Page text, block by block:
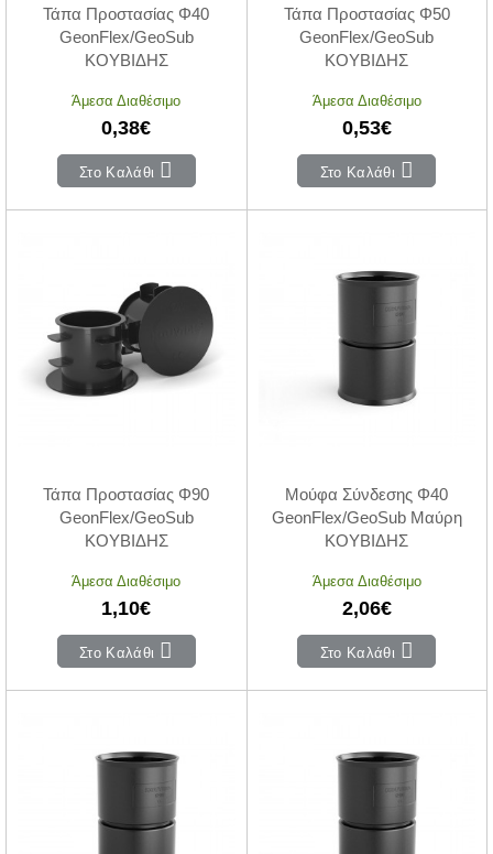
Τάπα Προστασίας Φ40
GeonFlex/GeoSub
ΚΟΥΒΙΔΗΣ
Άμεσα Διαθέσιμο
0,38€
Στο Καλάθι
Τάπα Προστασίας Φ50
GeonFlex/GeoSub
ΚΟΥΒΙΔΗΣ
Άμεσα Διαθέσιμο
0,53€
Στο Καλάθι
Τάπα Προστασίας Φ90
GeonFlex/GeoSub
ΚΟΥΒΙΔΗΣ
Άμεσα Διαθέσιμο
1,10€
Στο Καλάθι
Μούφα Σύνδεσης Φ40
GeonFlex/GeoSub Μαύρη
ΚΟΥΒΙΔΗΣ
Άμεσα Διαθέσιμο
2,06€
Στο Καλάθι